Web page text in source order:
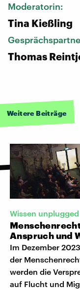
Moderatorin:
Tina Kießling
Thomas
Weitere Beiträge
Wissen unplugged
Anspruch und
Im Dezember
der
werden die
auf Flucht und